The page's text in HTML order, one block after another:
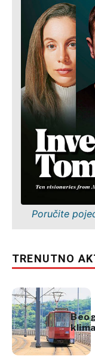
Poručite
TRENUTNO